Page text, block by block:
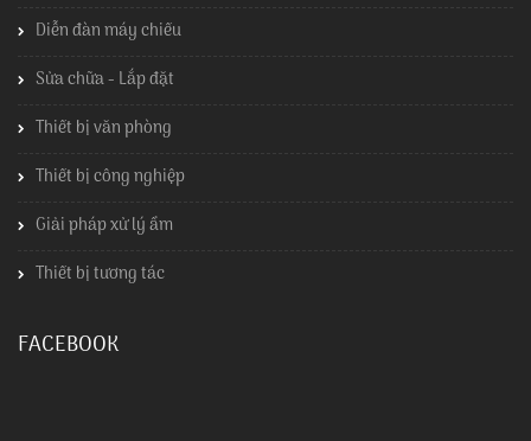
Diễn đàn máy chiếu
Sửa chữa - Lắp đặt
Thiết bị văn phòng
Thiết bị công nghiệp
Giải pháp xử lý ẩm
Thiết bị tương tác
FACEBOOK